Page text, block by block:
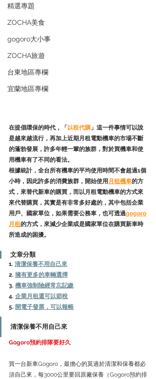
精選專題
ZOCHA美食
gogoro大小事
ZOCHA旅遊
台東地區專欄
宜蘭地區專欄
在提倡環保的時代，「以租代購 」這一件事情可以說
是越來越流行，再加上近期月租電動機車的市場不斷
的蓬勃發展，許多年輕一輩的族群，對於買機車和使
用機車有了不同的看法。
根據統計，全台所有機車的平均使用時間不會超過1個
小時，因此許多的消費族群，開始使用 月租機車的方
式，來替代新車的購買，而以月租電動機車的方式來
來代替購買，其實是有非常多好處的，其中包括企業
用戶、國家單位，如果需要公務車，也可透過gogoro
月租的方式，來減少企業或是國家單位在購買新車時
所造成的困擾。
文章分類
1. 清潔保養不用自己來
2. 擁有更多的車輛選擇
3. 機車強制險經常忘記繳
4. 企業月租還可以節稅
5. 開電子發票，可以報帳
清潔保養不用自己來
Gogoro預約排隊要好久
買一台新車Gogoro，最擔心的莫過於清潔和保養都必
須自己來，每3000公里要回原廠保養（Gogoro預約排